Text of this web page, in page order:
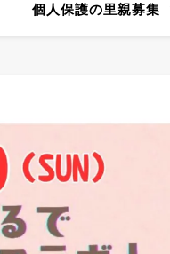
個人保護の里親募集